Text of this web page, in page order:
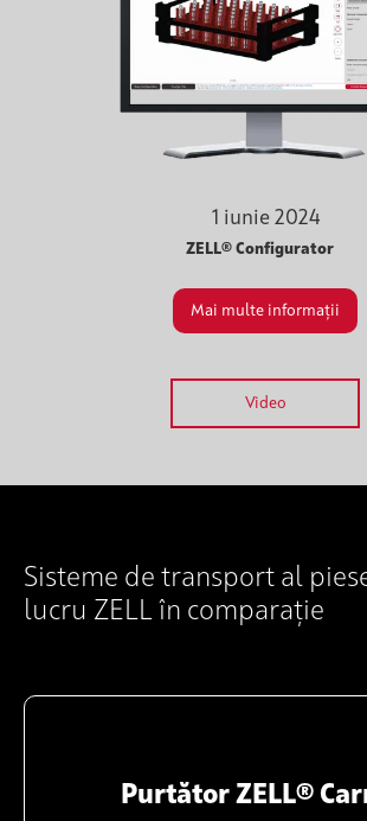
1 iunie 2024
ZELL® Configurator
Mai multe informații
Video
Sisteme de transport al
lucru ZELL în comparație
Purtător ZELL®